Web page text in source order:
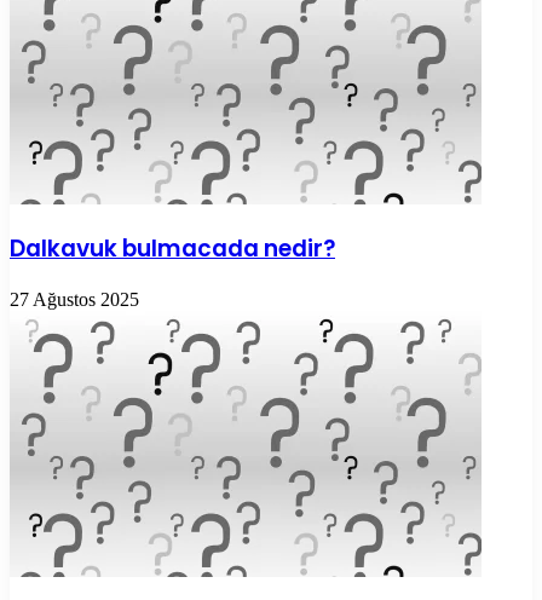
Dalkavuk bulmacada nedir?
27 Ağustos 2025